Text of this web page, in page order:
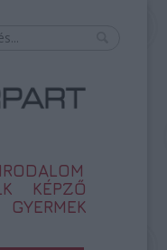
IRODALOM
KÉPZŐ
GYERMEK